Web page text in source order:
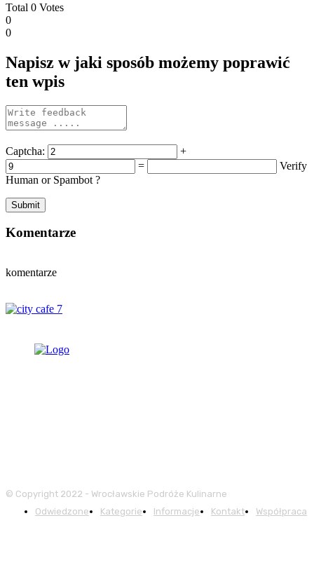
Total 0 Votes
0
0
Napisz w jaki sposób możemy poprawić
ten wpis
Captcha:
+
=
Verify
Human or Spambot ?
Komentarze
komentarze
© Copyright 2022 - Wrocławskie Podróże Kulinarne
Odwiedzone
Kategorie Informacje Kontakt Współpraca